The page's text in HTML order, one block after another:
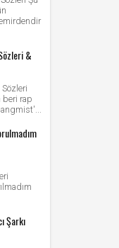
&
beri rap
Şarkı